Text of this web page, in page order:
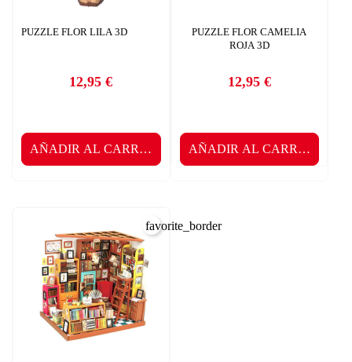
PUZZLE FLOR LILA 3D
Precio
12,95 €
AÑADIR AL CARRITO
PUZZLE FLOR CAMELIA
ROJA 3D
Precio
12,95 €
AÑADIR AL CARRITO
favorite_border